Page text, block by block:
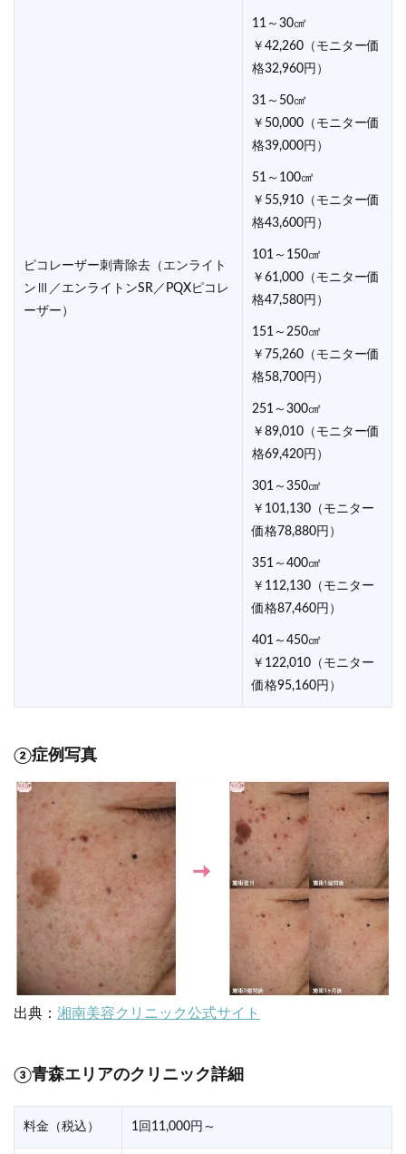
ピコレーザー刺青除去（エンライト
ンⅢ／エンライトンSR／PQXピコレ
ーザー）
11～30㎠
￥42,260（モニター価
格32,960円）
31～50㎠
￥50,000（モニター価
格39,000円）
51～100㎠
￥55,910（モニター価
格43,600円）
101～150㎠
￥61,000（モニター価
格47,580円）
151～250㎠
￥75,260（モニター価
格58,700円）
251～300㎠
￥89,010（モニター価
格69,420円）
301～350㎠
￥101,130（モニター
価格78,880円）
351～400㎠
￥112,130（モニター
価格87,460円）
401～450㎠
￥122,010（モニター
価格95,160円）
②症例写真
出典： 湘南美容クリニック公式サイト
③青森エリアのクリニック詳細
料金（税込） 1回11,000円～